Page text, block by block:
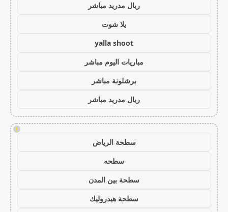
ريال مدريد مباشر
يلا شوت
yalla shoot
مباريات اليوم مباشر
برشلونة مباشر
ريال مدريد مباشر
!
سطحة الرياض
سطحه
سطحة بين المدن
سطحة هيدروليك